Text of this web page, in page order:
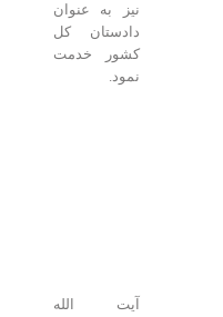
نیز به عنوان
دادستان کل
کشور خدمت
آیت الله